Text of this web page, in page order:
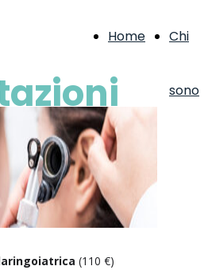
Home Chi
sono
(110 €)